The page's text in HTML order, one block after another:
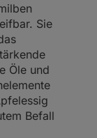
Sie
Öle und
Befall